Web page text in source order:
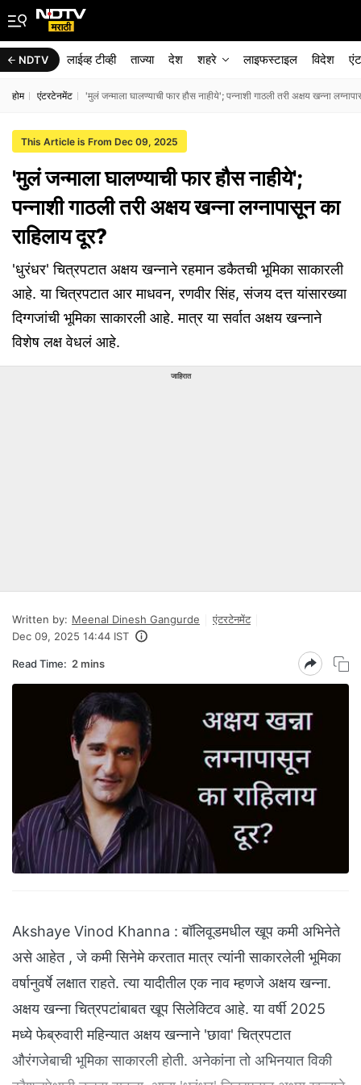
NDTV लाईव्ह टीव्ही ताज्या देश शहरे लाइफस्टाइल विदेश
होम एंटरटेनमेंट 'मुलं जन्माला घालण्याची फार हौस नाहीये'; पन्नाशी गाठली तरी अक्षय खन्ना
This Article is From Dec 09, 2025
'मुलं जन्माला घालण्याची फार हौस नाहीये';
पन्नाशी गाठली तरी अक्षय खन्ना लग्नापासून का
राहिलाय दूर?
'धुरंधर' चित्रपटात अक्षय खन्नाने रहमान डकैतची भूमिका साकारली
आहे. या चित्रपटात आर माधवन, रणवीर सिंह, संजय दत्त यांसारख्या
दिग्गजांची भूमिका साकारली आहे. मात्र या सर्वात अक्षय खन्नाने
विशेष लक्ष वेधलं आहे.
जाहिरात
Written by: Meenal Dinesh Gangurde
एंटरटेनमेंट
Dec 09, 2025 14:44 IST
Read Time: 2 mins
Akshaye Vinod Khanna : बॉलिवूडमधील खूप कमी अभिनेते
असे आहेत , जे कमी सिनेमे करतात मात्र त्यांनी साकारलेली भूमिका
वर्षानुवर्षे लक्षात राहते. त्या यादीतील एक नाव म्हणजे अक्षय खन्ना.
अक्षय खन्ना चित्रपटांबाबत खूप सिलेक्टिव आहे. या वर्षी 2025
मध्ये फेब्रुवारी महिन्यात अक्षय खन्नाने 'छावा' चित्रपटात
औरंगजेबाची भूमिका साकारली होती. अनेकांना तो अभिनयात विकी